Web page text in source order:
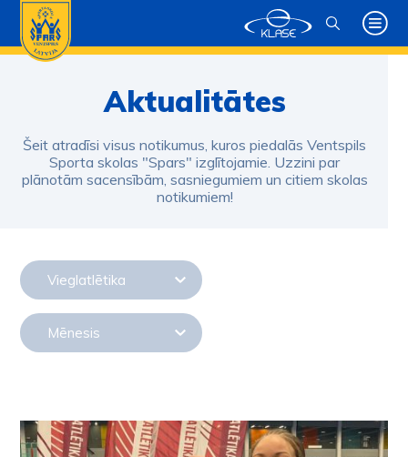
Aktualitātes
Šeit atradīsi visus notikumus, kuros piedalās Ventspils
Sporta skolas "Spars" izglītojamie. Uzzini par
plānotām sacensībām, sasniegumiem un citiem skolas
notikumiem!
Vieglatlētika
Mēnesis